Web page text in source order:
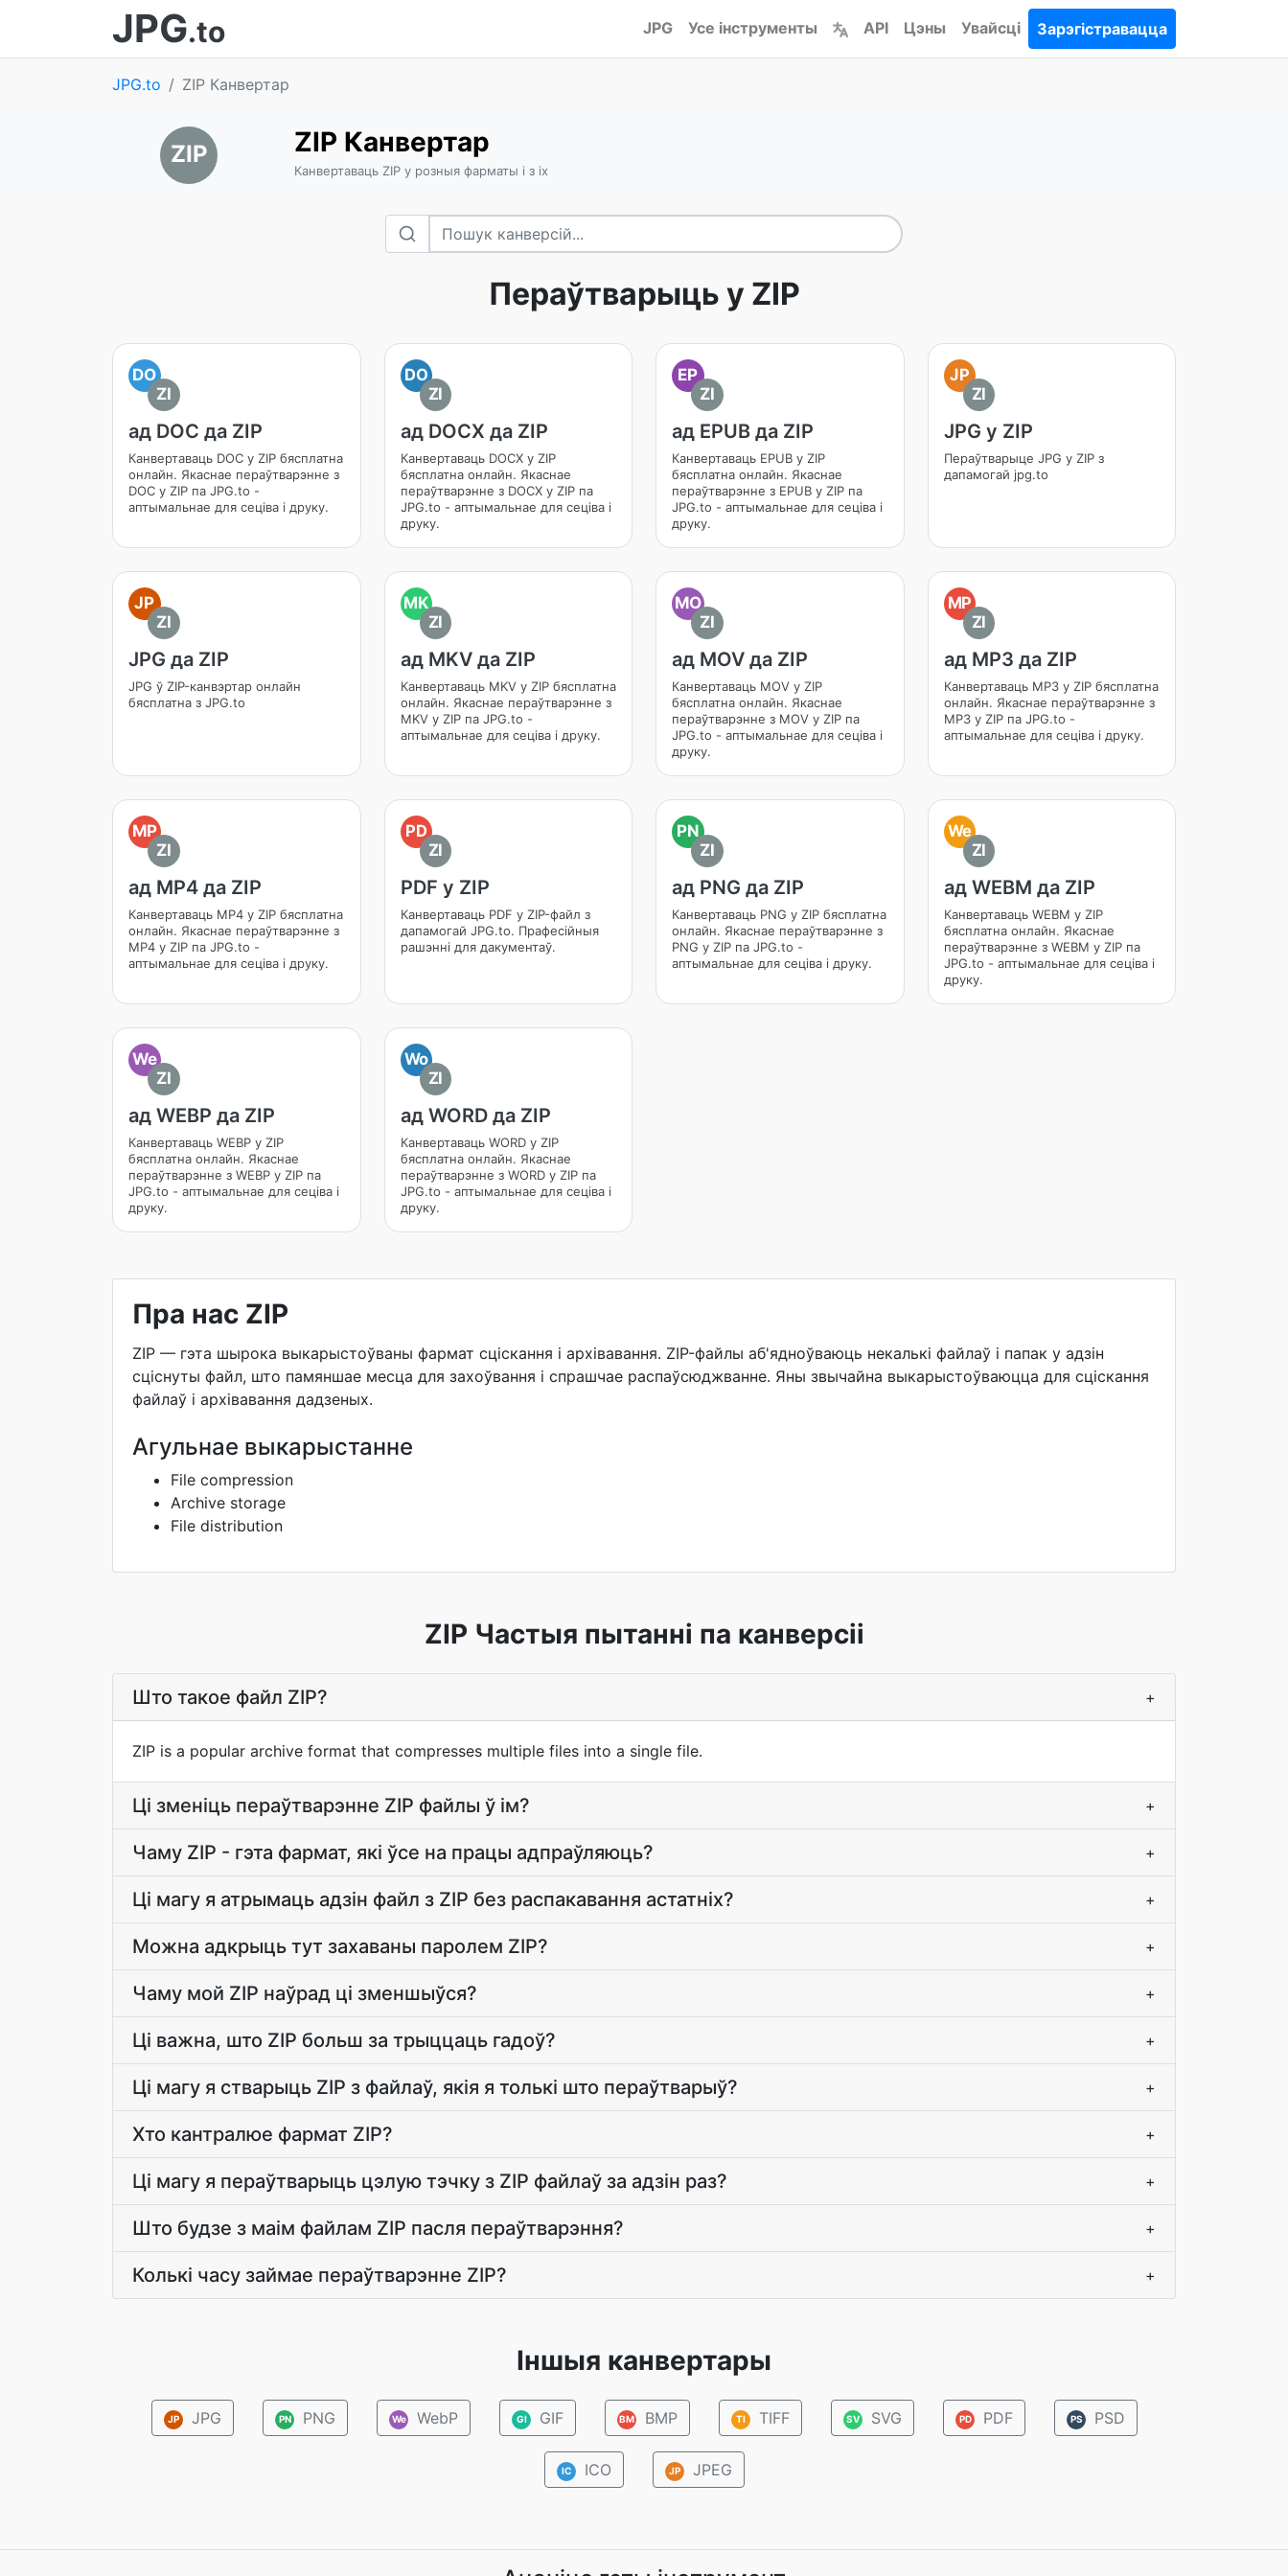
JPG.to JPG Усе інструменты API Цэны Увайсці Зарэгістравацца
JPG.to ZIP Канвертар
ZIP ZIP Канвертар
Канвертаваць ZIP у розныя фарматы і з іх
Пераўтварыць у ZIP
DO
ZI
ад DOC да ZIP
Канвертаваць DOC у ZIP бясплатна
онлайн. Якаснае пераўтварэнне з
DOC у ZIP па JPG.to -
аптымальнае для сеціва і друку.
DO
ZI
ад DOCX да ZIP
Канвертаваць DOCX у ZIP
бясплатна онлайн. Якаснае
пераўтварэнне з DOCX у ZIP па
JPG.to - аптымальнае для сеціва і
друку.
EP
ZI
ад EPUB да ZIP
Канвертаваць EPUB у ZIP
бясплатна онлайн. Якаснае
пераўтварэнне з EPUB у ZIP па
JPG.to - аптымальнае для сеціва і
друку.
JP
ZI
JPG у ZIP
Пераўтварыце JPG у ZIP з
дапамогай jpg.to
JP
ZI
JPG да ZIP
JPG ў ZIP-канвэртар онлайн
бясплатна з JPG.to
MK
ZI
ад MKV да ZIP
Канвертаваць MKV у ZIP бясплатна
онлайн. Якаснае пераўтварэнне з
MKV у ZIP па JPG.to -
аптымальнае для сеціва і друку.
MO
ZI
ад MOV да ZIP
Канвертаваць MOV у ZIP
бясплатна онлайн. Якаснае
пераўтварэнне з MOV у ZIP па
JPG.to - аптымальнае для сеціва і
друку.
MP
ZI
ад MP3 да ZIP
Канвертаваць MP3 у ZIP бясплатна
онлайн. Якаснае пераўтварэнне з
MP3 у ZIP па JPG.to -
аптымальнае для сеціва і друку.
MP
ZI
ад MP4 да ZIP
Канвертаваць MP4 у ZIP бясплатна
онлайн. Якаснае пераўтварэнне з
MP4 у ZIP па JPG.to -
аптымальнае для сеціва і друку.
PD
ZI
PDF у ZIP
Канвертаваць PDF у ZIP-файл з
дапамогай JPG.to. Прафесійныя
рашэнні для дакументаў.
PN
ZI
ад PNG да ZIP
Канвертаваць PNG у ZIP бясплатна
онлайн. Якаснае пераўтварэнне з
PNG у ZIP па JPG.to -
аптымальнае для сеціва і друку.
We
ZI
ад WEBM да ZIP
Канвертаваць WEBM у ZIP
бясплатна онлайн. Якаснае
пераўтварэнне з WEBM у ZIP па
JPG.to - аптымальнае для сеціва і
друку.
We
ZI
ад WEBP да ZIP
Канвертаваць WEBP у ZIP
бясплатна онлайн. Якаснае
пераўтварэнне з WEBP у ZIP па
JPG.to - аптымальнае для сеціва і
друку.
Wo
ZI
ад WORD да ZIP
Канвертаваць WORD у ZIP
бясплатна онлайн. Якаснае
пераўтварэнне з WORD у ZIP па
JPG.to - аптымальнае для сеціва і
друку.
Пра нас ZIP
ZIP — гэта шырока выкарыстоўваны фармат сціскання і архівавання. ZIP-файлы аб'ядноўваюць некалькі файлаў і папак у адзін
сціснуты файл, што памяншае месца для захоўвання і спрашчае распаўсюджванне. Яны звычайна выкарыстоўваюцца для сціскання
файлаў і архівавання дадзеных.
Агульнае выкарыстанне
File compression
Archive storage
File distribution
ZIP Частыя пытанні па канверсіі
Што такое файл ZIP? +
ZIP is a popular archive format that compresses multiple files into a single file.
Ці зменіць пераўтварэнне ZIP файлы ў ім? +
Чаму ZIP - гэта фармат, які ўсе на працы адпраўляюць? +
Ці магу я атрымаць адзін файл з ZIP без распакавання астатніх? +
Можна адкрыць тут захаваны паролем ZIP? +
Чаму мой ZIP наўрад ці зменшыўся? +
Ці важна, што ZIP больш за трыццаць гадоў? +
Ці магу я стварыць ZIP з файлаў, якія я толькі што пераўтварыў? +
Хто кантралюе фармат ZIP? +
Ці магу я пераўтварыць цэлую тэчку з ZIP файлаў за адзін раз? +
Што будзе з маім файлам ZIP пасля пераўтварэння? +
Колькі часу займае пераўтварэнне ZIP? +
Іншыя канвертары
JP JPG PN PNG We WebP GI GIF BM BMP TI TIFF SV SVG PD PDF PS PSD
IC ICO JP JPEG